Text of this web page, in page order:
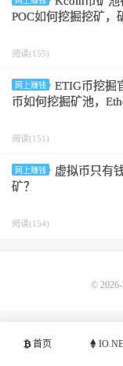
POC如何挖掘挖矿，
阅读(155)
网上赚钱
ETIG币挖掘
币如何挖掘矿池，
阅读(151)
网上赚钱
虚拟币只有
矿？
阅读(154)
首页
©